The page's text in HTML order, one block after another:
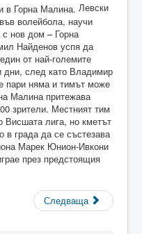
Левски
волейбола, научи
с нов дом – Горна
Найденов успя да
от най-големите
дни, след като Владимир
пари няма и тимът може
Малина притежава
зрители. Местният тим
Висшата лига, но кметът
в града да се състезава
Марек Юнион-Ивкони
през предстоящия
Следваща